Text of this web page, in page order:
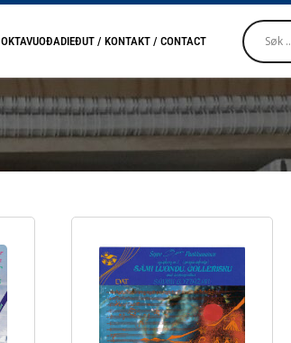
OKTAVUOĐADIEĐUT / KONTAKT / CONTACT